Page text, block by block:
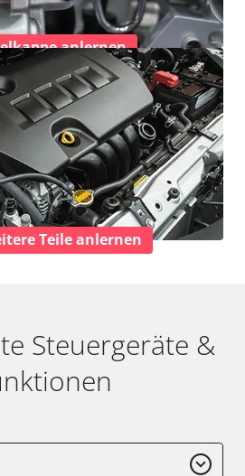
anlernen
Teile anlernen
Steuergeräte &